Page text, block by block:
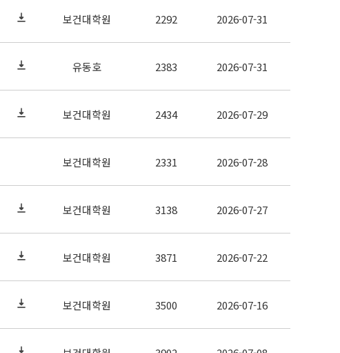
보건대학원 2292 2026-07-31
유동호 2383 2026-07-31
보건대학원 2434 2026-07-29
보건대학원 2331 2026-07-28
보건대학원 3138 2026-07-27
보건대학원 3871 2026-07-22
보건대학원 3500 2026-07-16